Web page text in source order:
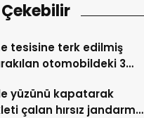
tesisine terk edilmiş
otomobildeki 3
yüzünü kapatarak
çalan hırsız jandarma